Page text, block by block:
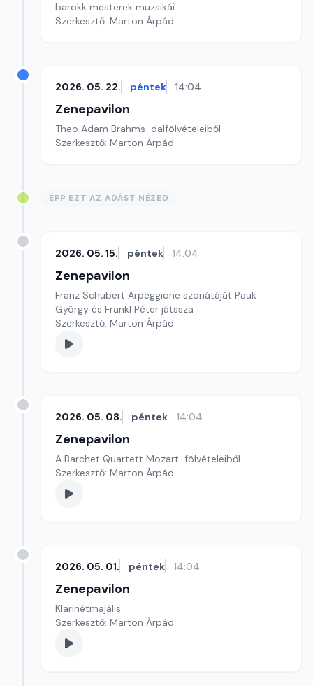
barokk mesterek muzsikái
Szerkesztő: Marton Árpád
2026. 05. 22. péntek 14:04
Zenepavilon
Theo Adam Brahms-dalfölvételeiből
Szerkesztő: Marton Árpád
ÉPP EZT AZ ADÁST NÉZED
2026. 05. 15. péntek 14:04
Zenepavilon
Franz Schubert Arpeggione szonátáját Pauk
György és Frankl Péter játssza
Szerkesztő: Marton Árpád
2026. 05. 08. péntek 14:04
Zenepavilon
A Barchet Quartett Mozart-fölvételeiből
Szerkesztő: Marton Árpád
2026. 05. 01. péntek 14:04
Zenepavilon
Klarinétmajális
Szerkesztő: Marton Árpád